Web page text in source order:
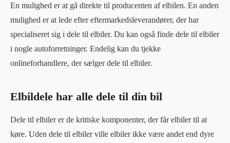
En mulighed er at gå direkte til producenten af elbilen. En anden
mulighed er at lede efter eftermarkedsleverandører, der har
specialiseret sig i dele til elbiler. Du kan også finde dele til elbiler
i nogle autoforretninger. Endelig kan du tjekke
onlineforhandlere, der sælger dele til elbiler.
Elbildele har alle dele til din bil
Dele til elbiler er de kritiske komponenter, der får elbiler til at
køre. Uden dele til elbiler ville elbiler ikke være andet end dyre